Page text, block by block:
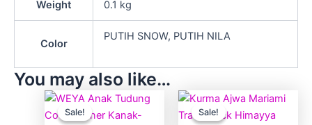
Weight 0.1 kg
Color
PUTIH SNOW, PUTIH NILA
You may also like…
Sale!
Sale!
Price
range:
RM5.90
This
product
Sale!
Sale!
Price
RM9.00
This